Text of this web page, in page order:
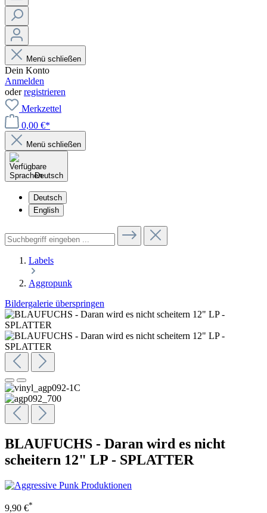
Menü schließen
Dein Konto
Anmelden
oderregistrieren
Merkzettel
0,00 €*
Menü schließen
Deutsch
Deutsch
English
Labels
Aggropunk
Bildergalerie überspringen
BLAUFUCHS - Daran wird es nicht
scheitern 12" LP - SPLATTER
9,90 €*